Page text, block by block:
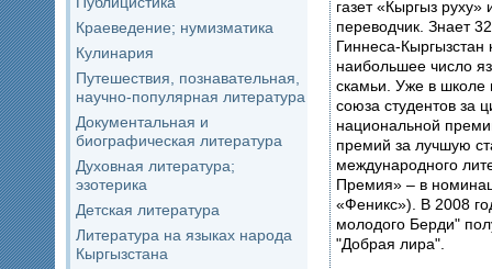
Краеведение; нумизматика
Кулинария
Путешествия, познавательная,
научно-популярная литература
Документальная и
биографическая литература
Духовная литература;
эзотерика
Детская литература
Литература на языках народа
Кыргызстана
газет «Кыргыз
переводчик. Знает
Гиннеса-
наибольшее число
скамьи. Уже в школе
союза студентов за
национальной
премий за лучшую
международного
Премия» – в
«Феникс»). В 2008
молодого Берди"
"Добрая лира".